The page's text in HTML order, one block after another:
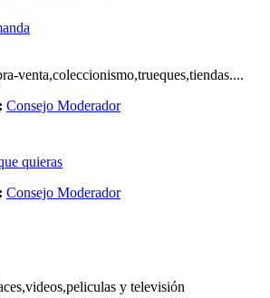
venta,coleccionismo,trueques,tiendas....
Consejo Moderador
quieras
Consejo Moderador
y televisión